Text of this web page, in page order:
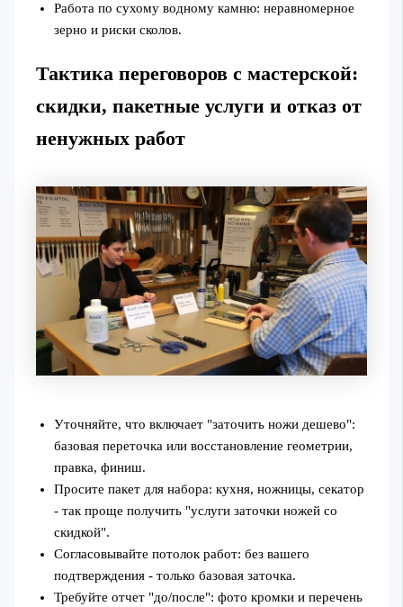
Работа по сухому водному камню: неравномерное
зерно и риски сколов.
Тактика переговоров с мастерской:
скидки, пакетные услуги и отказ от
ненужных работ
Уточняйте, что включает "заточить ножи дешево":
базовая переточка или восстановление геометрии,
правка, финиш.
Просите пакет для набора: кухня, ножницы, секатор
- так проще получить "услуги заточки ножей со
скидкой".
Согласовывайте потолок работ: без вашего
подтверждения - только базовая заточка.
Требуйте отчет "до/после": фото кромки и перечень